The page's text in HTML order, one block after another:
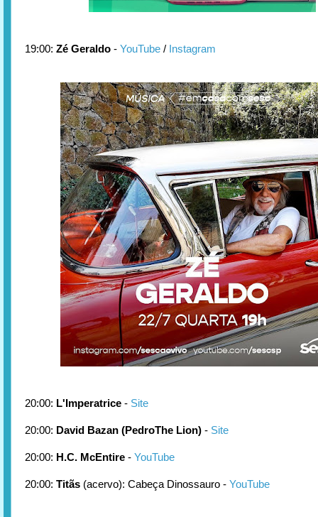
19:00: Zé Geraldo - YouTube / Instagram
20:00: L'Imperatrice - Site
20:00: David Bazan (PedroThe Lion) - Site
20:00: H.C. McEntire - YouTube
20:00: Titãs (acervo): Cabeça Dinossauro - YouTube